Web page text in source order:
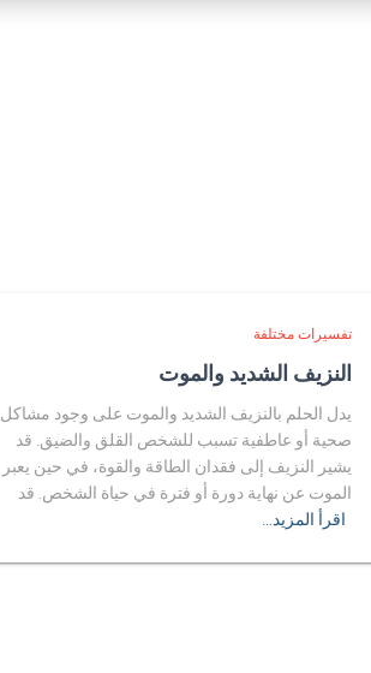
تفسيرات مختلفة
النزيف الشديد والموت
يدل الحلم بالنزيف الشديد والموت على وجود مشاكل
صحية أو عاطفية تسبب للشخص القلق والضيق. قد
يشير النزيف إلى فقدان الطاقة والقوة، في حين يعبر
الموت عن نهاية دورة أو فترة في حياة الشخص. قد
اقرأ المزيد…